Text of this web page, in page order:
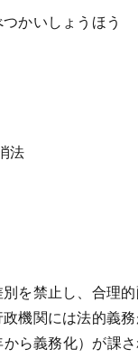
かいしょうほう
法
を禁止し、合理
機関には法的義
ら義務化）が課さ